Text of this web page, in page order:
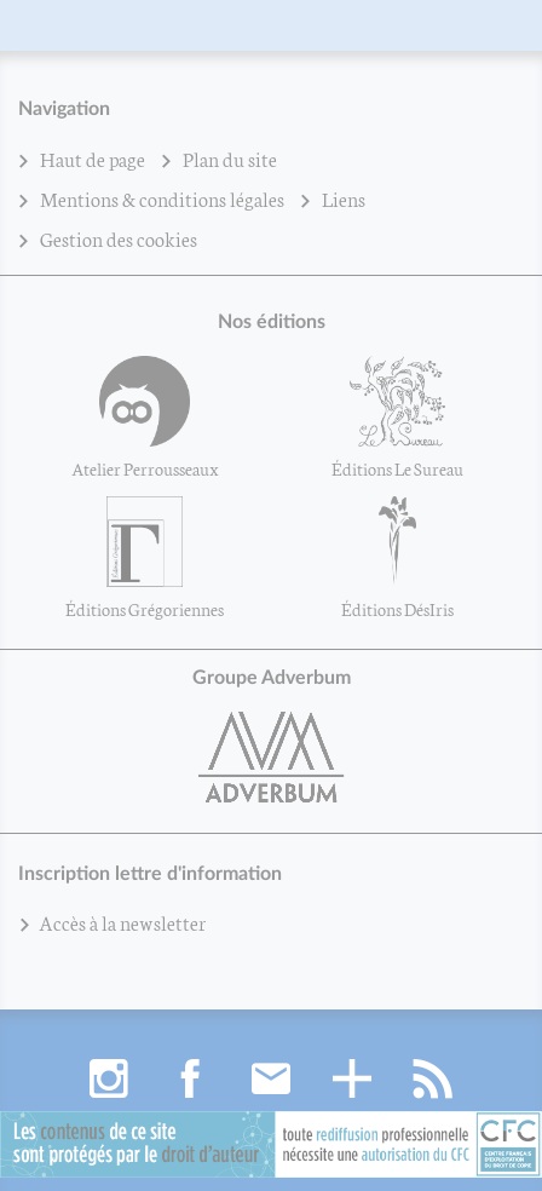
Navigation
Haut de page
Plan du site
Mentions & conditions légales
Liens
Gestion des cookies
Nos éditions
Atelier Perrousseaux Éditions Le Sureau
Éditions Grégoriennes Éditions DésIris
Groupe Adverbum
Inscription lettre d'information
Accès à la newsletter